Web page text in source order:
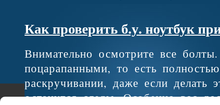
Как проверить б.у. ноутбук
Внимательно осмотрите все
поцарапанными, то есть
раскручивании, даже если делать
останутся следы. Особенно вас